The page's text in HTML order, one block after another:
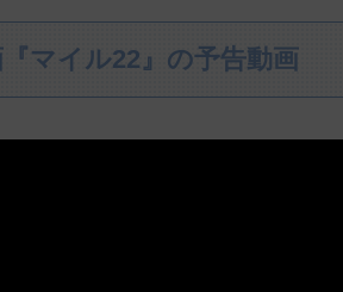
『マイル22』の予告動画